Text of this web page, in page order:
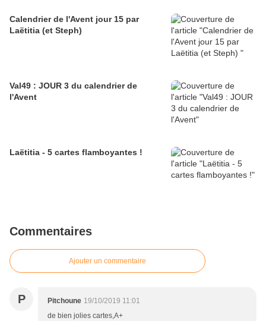
Calendrier de l'Avent jour 15 par
Laëtitia (et Steph)
Val49 : JOUR 3 du calendrier de
l'Avent
Laëtitia - 5 cartes flamboyantes !
Commentaires
Ajouter un commentaire
P Pitchoune 19/10/2019 11:01
de bien jolies cartes,A+